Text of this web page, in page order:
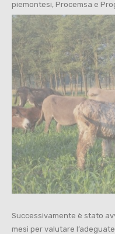
piemontesi, Procemsa e
Successivamente è stato
mesi per valutare